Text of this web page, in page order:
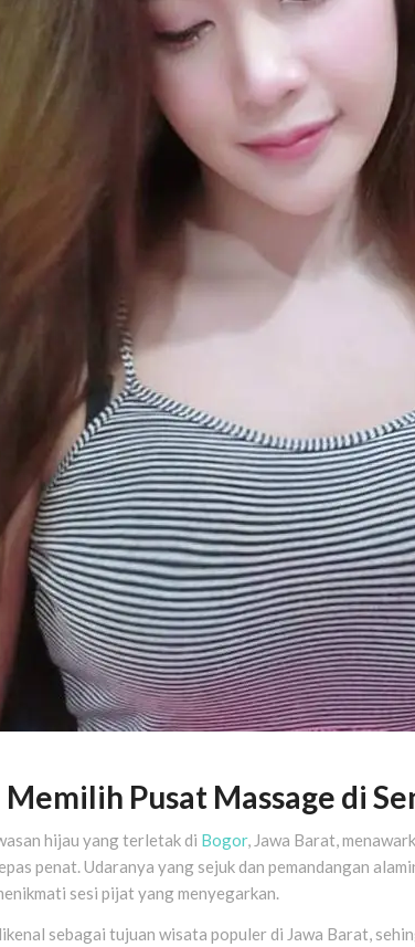
Pusat Massage di
hijau yang terletak di Bogor, Jawa Barat,
penat. Udaranya yang sejuk dan pemandangan
sesi pijat yang menyegarkan.
sebagai tujuan wisata populer di Jawa Barat,